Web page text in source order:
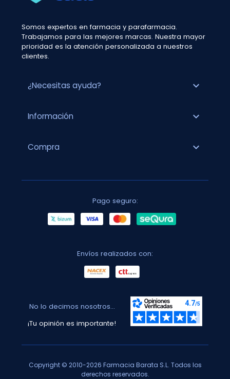
Somos expertos en farmacia y parafarmacia.
Trabajamos para las mejores marcas. Nuestra mayor
prioridad es la atención personalizada a nuestros
clientes.
¿Necesitas ayuda? expand_more
Información expand_more
Compra expand_more
Pago seguro:
Envíos realizados con:
No lo decimos nosotros...
¡Tu opinión es importante!
Copyright © 2010-2026 Farmacia Barata S.L. Todos los
derechos reservados.